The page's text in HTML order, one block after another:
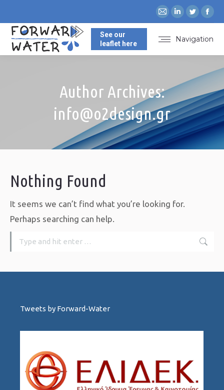
Mail
page
opens
window
Linkedin
page
opens
window
Twitter
page
opens
Navigation
See our
leaflet here
Author Archives:
info@o2design.gr
You are here:
Nothing Found
It seems we can’t find what you’re looking for.
Perhaps searching can help.
Search:
Tweets by Forward-Water